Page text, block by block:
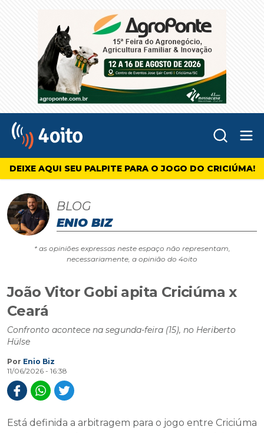
4oito
DEIXE AQUI SEU PALPITE PARA O JOGO DO CRICIÚMA!
BLOG
ENIO BIZ
* as opiniões expressas neste espaço não representam,
necessariamente, a opinião do 4oito
João Vitor Gobi apita Criciúma x
Ceará
Confronto acontece na segunda-feira (15), no Heriberto
Hülse
Por Enio Biz
11/06/2026 - 16:38
Está definida a arbitragem para o jogo entre Criciúma